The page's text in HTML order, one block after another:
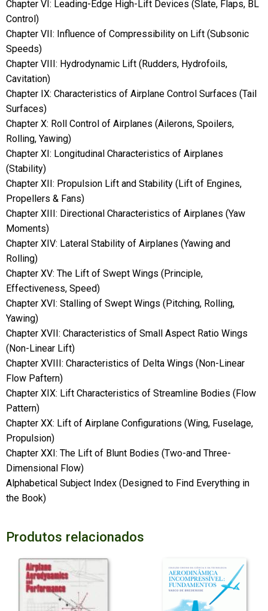
Chapter VI: Leading-Edge High-Lift Devices (Slate, Flaps, BL
Control)
Chapter VII: Influence of Compressibility on Lift (Subsonic
Speeds)
Chapter VIII: Hydrodynamic Lift (Rudders, Hydrofoils,
Cavitation)
Chapter IX: Characteristics of Airplane Control Surfaces (Tail
Surfaces)
Chapter X: Roll Control of Airplanes (Ailerons, Spoilers,
Rolling, Yawing)
Chapter XI: Longitudinal Characteristics of Airplanes
(Stability)
Chapter XII: Propulsion Lift and Stability (Lift of Engines,
Propellers & Fans)
Chapter XIII: Directional Characteristics of Airplanes (Yaw
Moments)
Chapter XIV: Lateral Stability of Airplanes (Yawing and
Rolling)
Chapter XV: The Lift of Swept Wings (Principle,
Effectiveness, Speed)
Chapter XVI: Stalling of Swept Wings (Pitching, Rolling,
Yawing)
Chapter XVII: Characteristics of Small Aspect Ratio Wings
(Non-Linear Lift)
Chapter XVIII: Characteristics of Delta Wings (Non-Linear
Flow Paftern)
Chapter XIX: Lift Characteristics of Streamline Bodies (Flow
Pattern)
Chapter XX: Lift of Airplane Configurations (Wing, Fuselage,
Propulsion)
Chapter XXI: The Lift of Blunt Bodies (Two-and Three-
Dimensional Flow)
Alphabetical Subject Index (Designed to Find Everything in
the Book)
Produtos relacionados